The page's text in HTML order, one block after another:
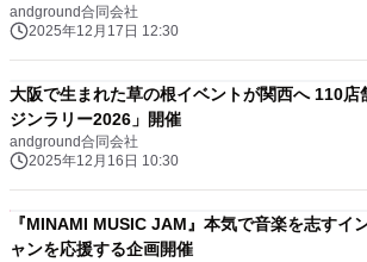
andground合同会社
2025年12月17日 12:30
大阪で生まれた草の根イベントが関西へ 110店
ジンラリー2026」開催
andground合同会社
2025年12月16日 10:30
『MINAMI MUSIC JAM』本気で音楽を志すイ
ャンを応援する企画開催